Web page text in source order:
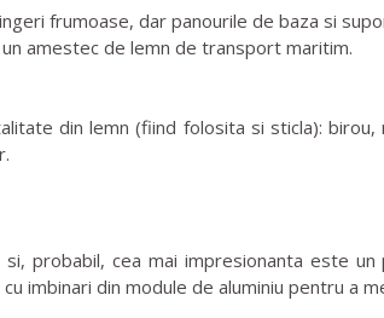
frumoase, dar panourile de baza si
amestec de lemn de transport maritim.
din lemn (fiind folosita si sticla):
probabil, cea mai impresionanta este
imbinari din module de aluminiu pentru a